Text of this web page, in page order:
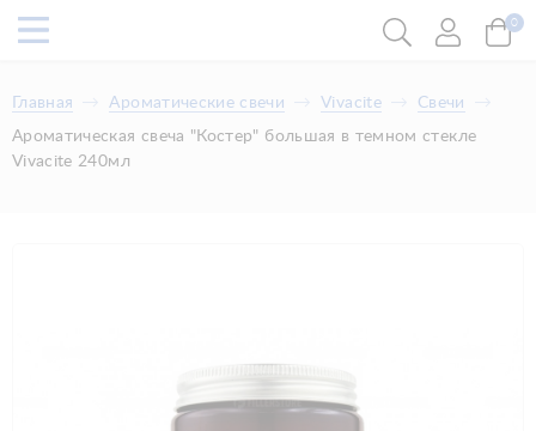
0
Главная Ароматические свечи Vivacite
Свечи
Ароматическая свеча "Костер" большая в темном стекле
Vivacite 240мл